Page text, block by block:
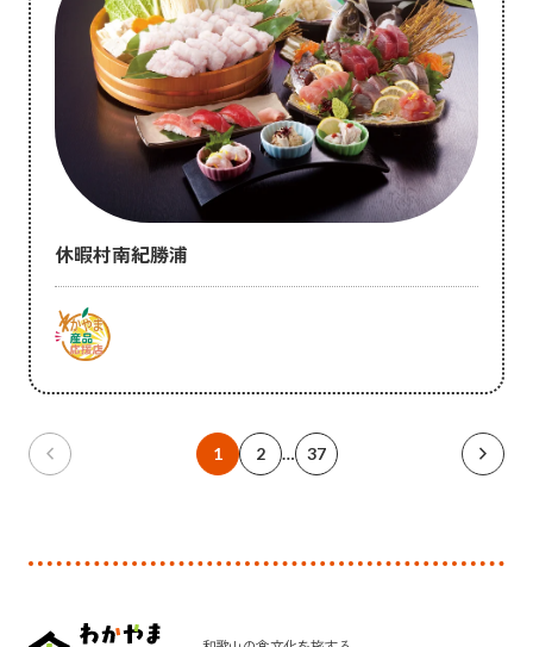
休暇村南紀勝浦
chevron_left
前のページ 1 2 … 37 次のペー
chevron_right